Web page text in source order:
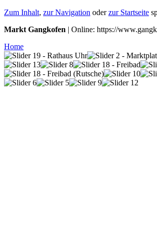
Zum Inhalt, zur Navigation oderzur Startseite
Markt Gangkofen | Online: https://
Home